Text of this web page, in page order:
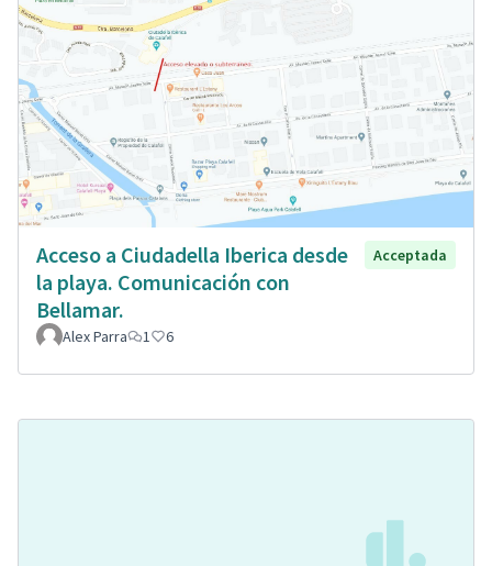
Acceso a Ciudadella Iberica desde
la playa. Comunicación con
Bellamar.
Acceptada
Alex Parra 1 6